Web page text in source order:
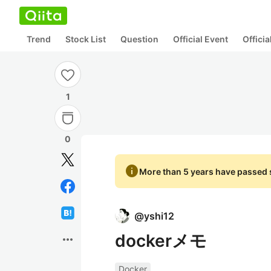
Trend Stock List Question Official Event
1
0
more_horiz
infoMore than 5 years have passed
@yshi12
dockerメモ
Docker